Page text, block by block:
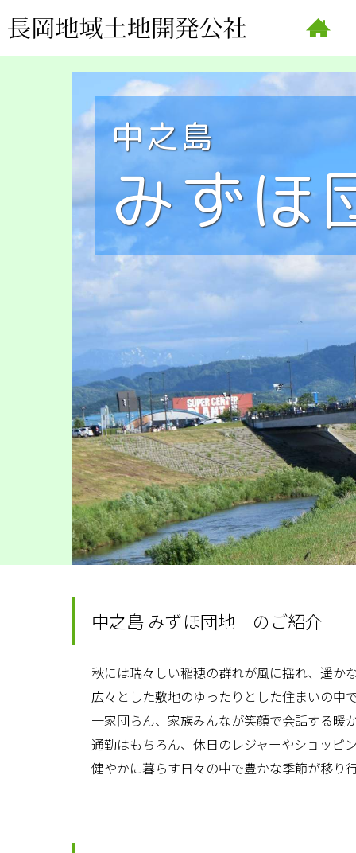
中之島
みずほ
中之島 みずほ団地 のご紹介
秋には瑞々しい稲穂の群れが風に揺れ、遥か
広々とした敷地のゆったりとした住まいの中
一家団らん、家族みんなが笑顔で会話する暖
通勤はもちろん、休日のレジャーやショッピ
健やかに暮らす日々の中で豊かな季節が移り